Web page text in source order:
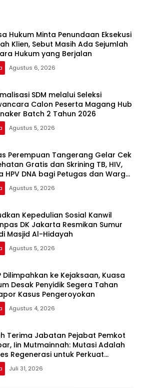
Hukum Minta Penundaan Eksekusi
Klien, Sebut Masih Ada Sejumlah
Hukum yang Berjalan
Agustus 6, 2026
SDM melalui Seleksi
Calon Peserta Magang Hub
Batch 2 Tahun 2026
Agustus 5, 2026
Perempuan Tangerang Gelar Cek
Gratis dan Skrining TB, HIV,
HPV DNA bagi Petugas dan Warga
Agustus 5, 2026
Kepedulian Sosial Kanwil
DK Jakarta Resmikan Sumur
Masjid Al-Hidayah
Agustus 5, 2026
Dilimpahkan ke Kejaksaan, Kuasa
Desak Penyidik Segera Tahan
Kasus Pengeroyokan
Agustus 4, 2026
Terima Jabatan Pejabat Pemkot
Iin Mutmainnah: Mutasi Adalah
Regenerasi untuk Perkuat
Publik
Juli 31, 2026